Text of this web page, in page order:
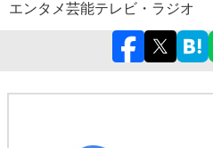
エンタメ芸能テレビ・ラジオ